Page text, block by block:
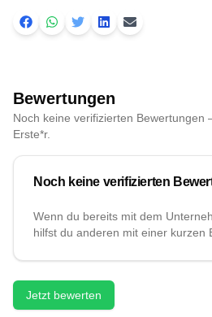
Bewertungen
Noch keine verifizierten Bewertungen
Erste*r.
Noch keine verifizierten
Wenn du bereits mit dem
hilfst du anderen mit einer kurzen
Jetzt bewerten